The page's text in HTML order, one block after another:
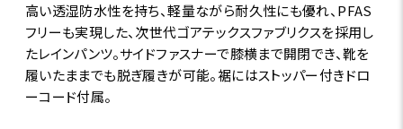
高い透湿防水性を持ち、軽量ながら耐久性にも優れ、PFAS
フリーも実現した、次世代ゴアテックスファブリクスを採用し
たレインパンツ。サイドファスナーで膝横まで開閉でき、靴を
履いたままでも脱ぎ履きが可能。裾にはストッパー付きドロ
ーコード付属。